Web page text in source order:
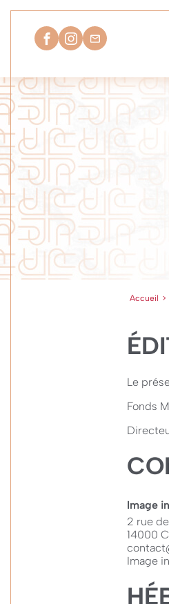
Accueil >
Le
Fonds
Image
2 rue
14000
Image